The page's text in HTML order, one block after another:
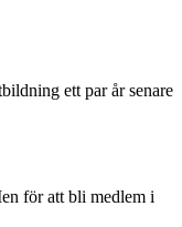
ett par år senare
för att bli medlem i